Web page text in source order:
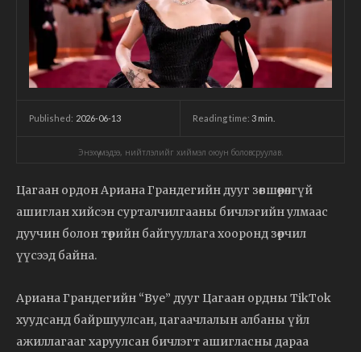
Published: 2026-06-13 Reading time: 3 min.
Энэхүү мэдээ, нийтлэлийг хиймэл оюун боловсруулав.
Цагаан ордон Ариана Грандегийн дууг зөвшөөрөлгүй
ашиглан хийсэн сурталчилгааны бичлэгийн улмаас
дуучин болон төрийн байгууллага хооронд зөрчил
үүсээд байна.
Ариана Грандегийн “Bye” дууг Цагаан ордны TikTok
хуудсанд байршуулсан, цагаачлалын албаны үйл
ажиллагааг харуулсан бичлэгт ашигласны дараа